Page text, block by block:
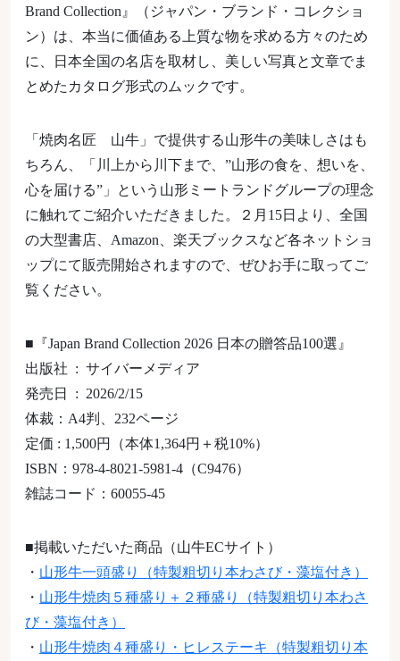
Brand Collection』（ジャパン・ブランド・コレクショ
ン）は、本当に価値ある上質な物を求める方々のため
に、日本全国の名店を取材し、美しい写真と文章でま
とめたカタログ形式のムックです。
「焼肉名匠 山牛」で提供する山形牛の美味しさはも
ちろん、「川上から川下まで、”山形の食を、想いを、
心を届ける”」という山形ミートランドグループの理念
に触れてご紹介いただきました。２月15日より、全国
の大型書店、Amazon、楽天ブックスなど各ネットショ
ップにて販売開始されますので、ぜひお手に取ってご
覧ください。
■『Japan Brand Collection 2026 日本の贈答品100選』
出版社 : サイバーメディア
発売日 : 2026/2/15
体裁：A4判、232ページ
定価 : 1,500円（本体1,364円＋税10%）
ISBN：978-4-8021-5981-4（C9476）
雑誌コード：60055-45
■掲載いただいた商品（山牛ECサイト）
・ 山形牛一頭盛り（特製粗切り本わさび・藻塩付き）
・ 山形牛焼肉５種盛り＋２種盛り（特製粗切り本わさ
び・藻塩付き）
・ 山形牛焼肉４種盛り・ヒレステーキ（特製粗切り本